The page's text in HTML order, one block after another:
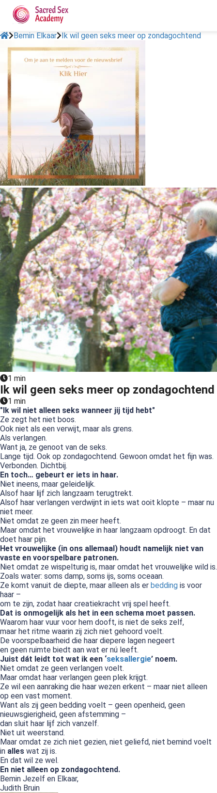
Bemin Elkaar Ik wil geen seks meer op zondagochtend
1 min
Ik wil geen seks meer op zondagochtend
1 min
"Ik wil niet alleen seks wanneer jij tijd hebt"
Ze zegt het niet boos.
Ook niet als een verwijt, maar als grens.
Als verlangen.
Want ja, ze genoot van de seks.
Lange tijd. Ook op zondagochtend. Gewoon omdat het fijn was.
Verbonden. Dichtbij.
En toch… gebeurt er iets in haar.
Niet ineens, maar geleidelijk.
Alsof haar lijf zich langzaam terugtrekt.
Alsof haar verlangen verdwijnt in iets wat ooit klopte – maar nu
niet meer.
Niet omdat ze geen zin meer heeft.
Maar omdat het vrouwelijke in haar langzaam opdroogt. En dat
doet haar pijn.
Het vrouwelijke (in ons allemaal) houdt namelijk niet van
vaste en voorspelbare patronen.
Niet omdat ze wispelturig is, maar omdat het vrouwelijke wild is.
Zoals water: soms damp, soms ijs, soms oceaan.
Ze komt vanuit de diepte, maar alleen als er bedding is voor
haar –
om te zijn, zodat haar creatiekracht vrij spel heeft.
Dat is onmogelijk als het in een schema moet passen.
Waarom haar vuur voor hem dooft, is niet de seks zelf,
maar het ritme waarin zij zich niet gehoord voelt.
De voorspelbaarheid die haar diepere lagen negeert
en geen ruimte biedt aan wat er nú leeft.
Juist dát leidt tot wat ik een ‘seksallergie’ noem.
Niet omdat ze geen verlangen voelt.
Maar omdat haar verlangen geen plek krijgt.
Ze wil een aanraking die haar wezen erkent – maar niet alleen
op een vast moment.
Want als zij geen bedding voelt – geen openheid, geen
nieuwsgierigheid, geen afstemming –
dan sluit haar lijf zich vanzelf.
Niet uit weerstand.
Maar omdat ze zich niet gezien, niet geliefd, niet bemind voelt
in alles wat zij is.
En dat wil ze wel.
En niet alleen op zondagochtend.
Bemin Jezelf en Elkaar,
Judith Bruin